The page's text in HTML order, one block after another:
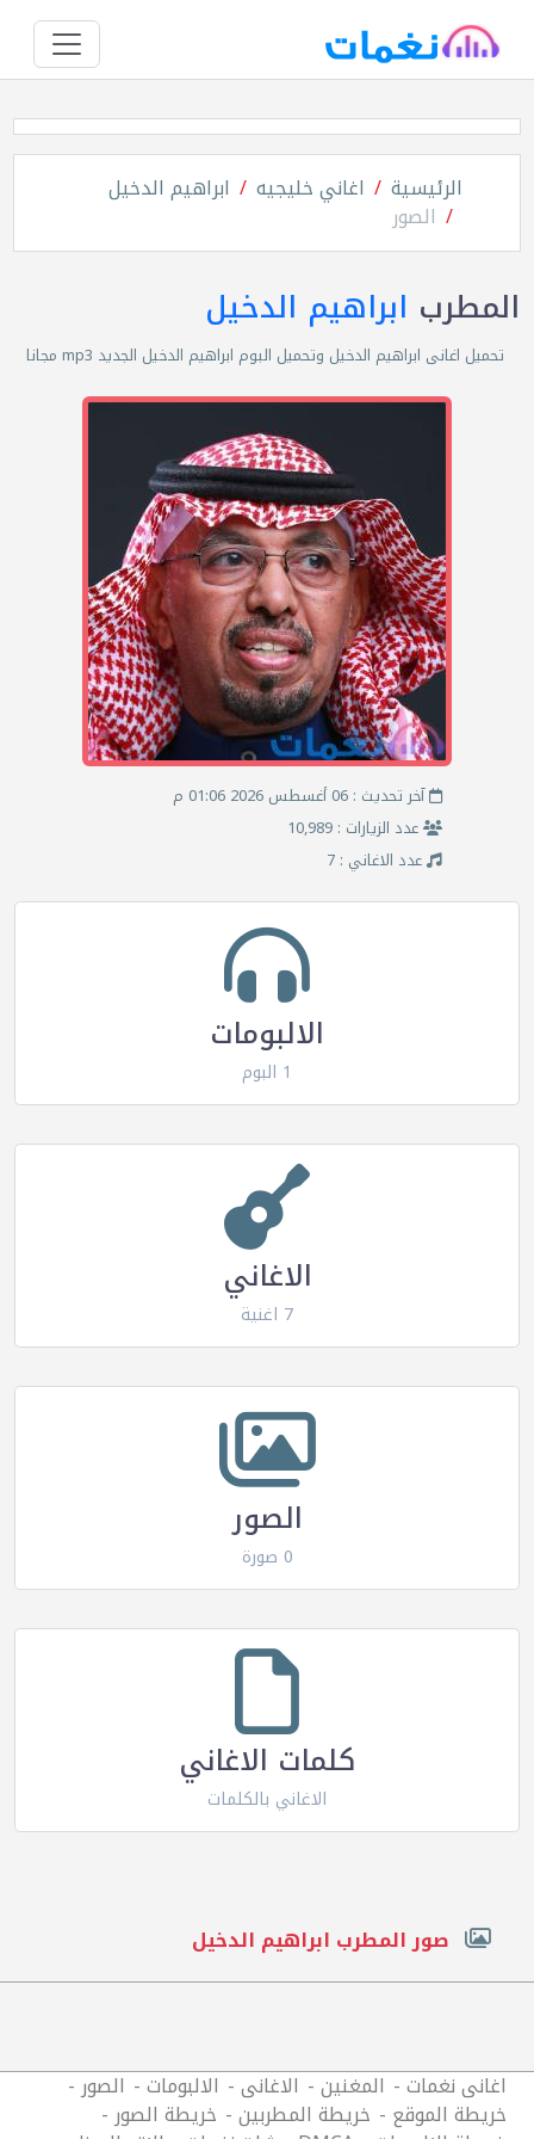
الرئيسية اغاني خليجيه ابراهيم الدخيل
الصور
المطرب ابراهيم الدخيل
تحميل اغانى ابراهيم الدخيل وتحميل البوم ابراهيم الدخيل الجديد mp3 مجانا
آخر تحديث : 06 أغسطس 2026 01:06 م
عدد الزيارات : 10,989
عدد الاغاني : 7
الالبومات
1 البوم
الاغاني
7 اغنية
الصور
0 صورة
كلمات الاغاني
الاغاني بالكلمات
صور المطرب ابراهيم الدخيل
اغانى نغمات المغنين الاغانى الالبومات الصور
خريطة الموقع خريطة المطربين خريطة الصور